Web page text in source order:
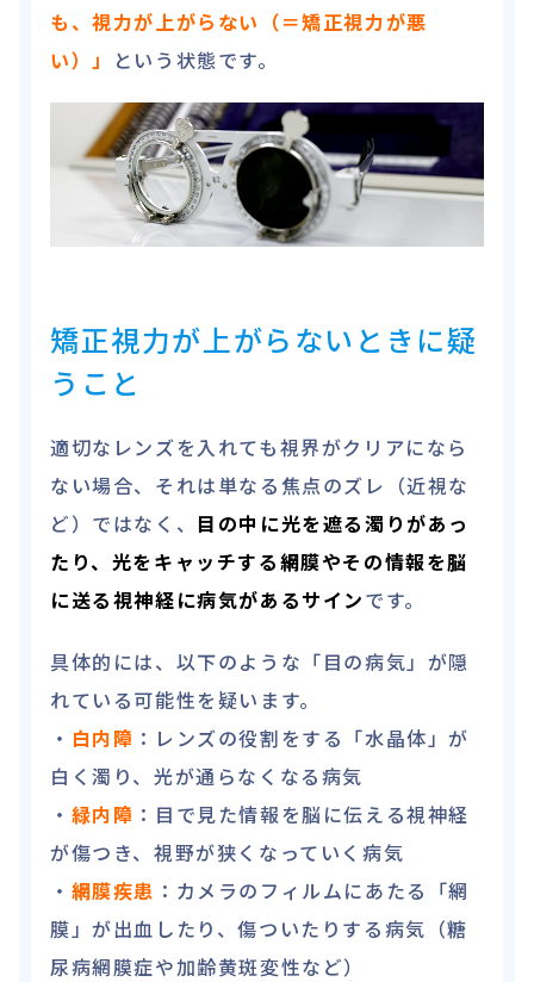
も、視力が上がらない（＝矯正視力が悪
い）」
という状態です。
矯正視力が上がらないときに疑
うこと
適切なレンズを入れても視界がクリアになら
ない場合、それは単なる焦点のズレ（近視な
ど）ではなく、 目の中に光を遮る濁りがあっ
たり、光をキャッチする網膜やその情報を脳
に送る視神経に病気があるサインです。
具体的には、以下のような「目の病気」が隠
れている可能性を疑います。
・ 白内障 ：レンズの役割をする「水晶体」が
白く濁り、光が通らなくなる病気
・ 緑内障 ：目で見た情報を脳に伝える視神経
が傷つき、視野が狭くなっていく病気
・ 網膜疾患 ：カメラのフィルムにあたる「網
膜」が出血したり、傷ついたりする病気（糖
尿病網膜症や加齢黄斑変性など）